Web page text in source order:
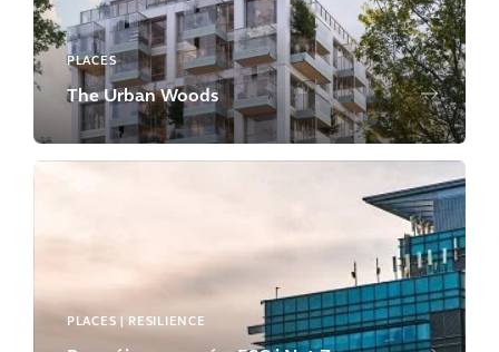
PLACES
The Urban Woods
PLACES | RESILIENCE